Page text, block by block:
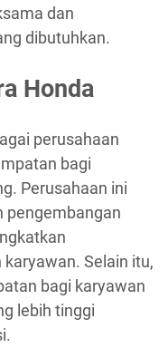
dan
dibutuhkan.
Honda
perusahaan
bagi
Perusahaan ini
pengembangan
Selain itu,
bagi karyawan
lebih tinggi